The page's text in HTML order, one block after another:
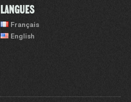
LANGUES
Français
English